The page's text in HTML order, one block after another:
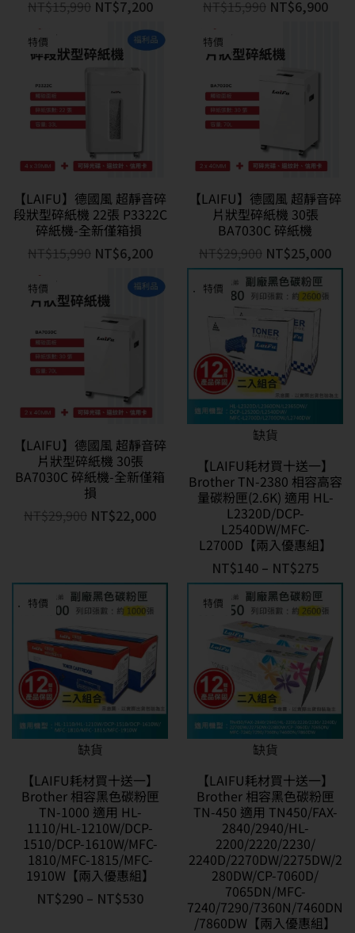
NT$15,990 NT$7,200
NT$15,990 NT$6,900
特價
【LAIFU】德國風 超靜音碎
段狀型碎紙機 22張 P3322C
碎紙機-全新僅箱損
NT$15,990 NT$6,200
特價
【LAIFU】德國風 超靜音碎
片狀型碎紙機 30張
BA7030C 碎紙機
NT$29,900 NT$25,000
特價
【LAIFU】德國風 超靜音碎
片狀型碎紙機 30張
BA7030C 碎紙機-全新僅箱
損
NT$29,900 NT$22,000
特價
缺貨
【LAIFU耗材買十送一】
Brother TN-2380 相容高容
量碳粉匣(2.6K) 適用 HL-
L2320D/DCP-
L2540DW/MFC-
L2700D【兩入優惠組】
NT$140 – NT$275
特價
缺貨
【LAIFU耗材買十送一】
Brother 相容黑色碳粉匣
TN-1000 適用 HL-
1110/HL-1210W/DCP-
1510/DCP-1610W/MFC-
1810/MFC-1815/MFC-
1910W【兩入優惠組】
NT$290 – NT$530
特價
缺貨
【LAIFU耗材買十送一】
Brother 相容黑色碳粉匣
TN-450 適用 TN450/FAX-
2840/2940/HL-
2200/2220/2230/
2240D/2270DW/2275DW/2
280DW/CP-7060D/
7065DN/MFC-
7240/7290/7360N/7460DN
/7860DW【兩入優惠組】